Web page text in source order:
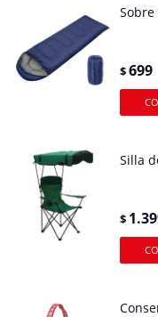
$699
Silla
$